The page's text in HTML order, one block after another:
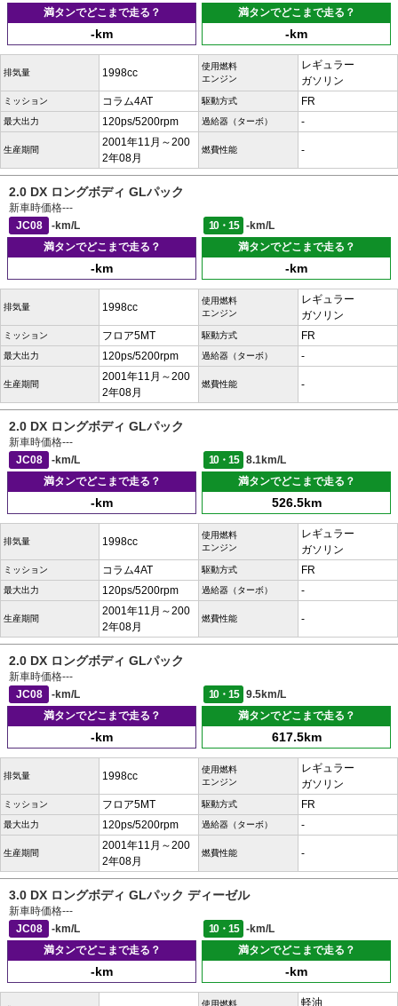
満タンでどこまで走る？
-km
満タンでどこまで走る？
-km
排気量 1998cc
使用燃料
エンジン
レギュラー
ガソリン
ミッション コラム4AT 駆動方式 FR
最大出力 120ps/5200rpm 過給器（ターボ） -
生産期間
2001年11月～200
2年08月
燃費性能 -
2.0 DX ロングボディ GLパック
新車時価格---
JC08
-km/L 10・15
-km/L
満タンでどこまで走る？
-km
満タンでどこまで走る？
-km
排気量 1998cc
使用燃料
エンジン
レギュラー
ガソリン
ミッション フロア5MT 駆動方式 FR
最大出力 120ps/5200rpm 過給器（ターボ） -
生産期間
2001年11月～200
2年08月
燃費性能 -
2.0 DX ロングボディ GLパック
新車時価格---
JC08
-km/L 10・15
8.1km/L
満タンでどこまで走る？
-km
満タンでどこまで走る？
526.5km
排気量 1998cc
使用燃料
エンジン
レギュラー
ガソリン
ミッション コラム4AT 駆動方式 FR
最大出力 120ps/5200rpm 過給器（ターボ） -
生産期間
2001年11月～200
2年08月
燃費性能 -
2.0 DX ロングボディ GLパック
新車時価格---
JC08
-km/L 10・15
9.5km/L
満タンでどこまで走る？
-km
満タンでどこまで走る？
617.5km
排気量 1998cc
使用燃料
エンジン
レギュラー
ガソリン
ミッション フロア5MT 駆動方式 FR
最大出力 120ps/5200rpm 過給器（ターボ） -
生産期間
2001年11月～200
2年08月
燃費性能 -
3.0 DX ロングボディ GLパック ディーゼル
新車時価格---
JC08
-km/L 10・15
-km/L
満タンでどこまで走る？
-km
満タンでどこまで走る？
-km
使用燃料 軽油